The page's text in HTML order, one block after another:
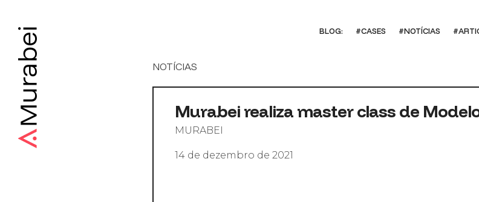
BLOG: #CASES #NOTÍCIAS
NOTÍCIAS
Murabei realiza master class de
MURABEI
14 de dezembro de 2021